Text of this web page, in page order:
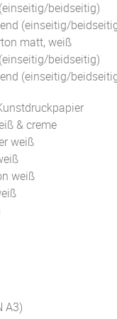
beidseitig)
(einseitig/
matt, weiß
beidseitig)
(einseitig/
& creme
weiß
weiß
A3)